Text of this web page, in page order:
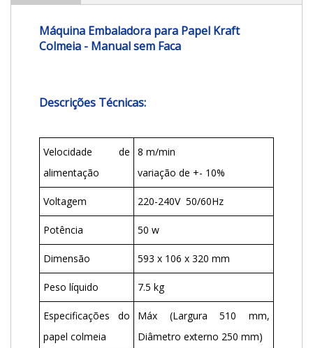
Máquina Embaladora para Papel Kraft
Colmeia - Manual sem Faca
Descrições Técnicas:
Velocidade de
alimentação
8 m/min
variação de +- 10%
Voltagem 220-240V 50/60Hz
Potência 50 w
Dimensão 593 x 106 x 320 mm
Peso líquido 7.5 kg
Especificações do
papel colmeia
Máx (Largura 510 mm,
Diâmetro externo 250 mm)